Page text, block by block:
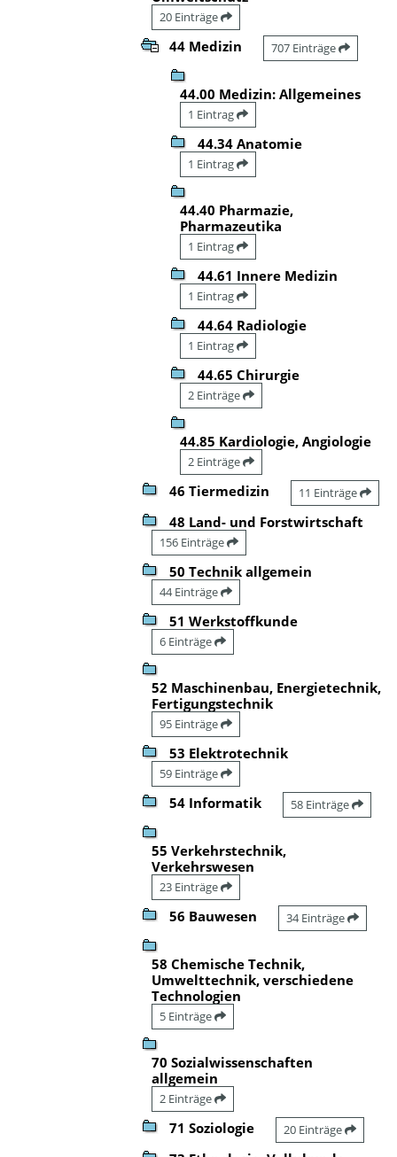
20 Einträge
44 Medizin 707 Einträge
44.00 Medizin: Allgemeines
1 Eintrag
44.34 Anatomie
1 Eintrag
44.40 Pharmazie,
Pharmazeutika
1 Eintrag
44.61 Innere Medizin
1 Eintrag
44.64 Radiologie
1 Eintrag
44.65 Chirurgie
2 Einträge
44.85 Kardiologie, Angiologie
2 Einträge
46 Tiermedizin 11 Einträge
48 Land- und Forstwirtschaft
156 Einträge
50 Technik allgemein
44 Einträge
51 Werkstoffkunde
6 Einträge
52 Maschinenbau, Energietechnik,
Fertigungstechnik
95 Einträge
53 Elektrotechnik
59 Einträge
54 Informatik 58 Einträge
55 Verkehrstechnik,
Verkehrswesen
23 Einträge
56 Bauwesen 34 Einträge
58 Chemische Technik,
Umwelttechnik, verschiedene
Technologien
5 Einträge
70 Sozialwissenschaften
allgemein
2 Einträge
71 Soziologie 20 Einträge